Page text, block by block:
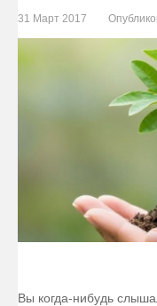
31 Март 2017
Вы когда-нибудь